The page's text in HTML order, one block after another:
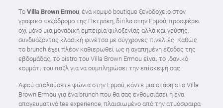
Το Villa Brown Ermou, ένα κομψό boutique ξενοδοχείο στον
γραφικό πεζόδρομο της Πετράκη, δίπλα στην Ερμού, προσφέρει
όχι μόνο μια μοναδική εμπειρία φιλοξενίας αλλά και γεύσης,
συνδυάζοντας κλασική φινέτσα με σύγχρονες πινελιές. Καθώς
το brunch έχει πλέον καθιερωθεί ως η αγαπημένη έξοδος της
εβδομάδας, το bistro του Villa Brown Ermou είναι το ιδανικό
κομμάτι του παζλ για να συμπληρώσει την επίσκεψή σας.
Αφού απολαύσετε ψώνια στην Ερμού, κάντε μια στάση στο Villa
Brown Ermou για ένα brunch που θα σας ενθουσιάσει ή ένα
απογευματινό tea experience, πλαισιωμένο από την ατμόσφαιρα